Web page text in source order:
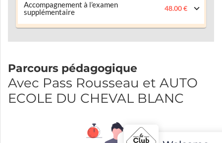
Accompagnement à l’examen
supplémentaire
48.00 €
Parcours pédagogique
Avec Pass Rousseau et AUTO
ECOLE DU CHEVAL BLANC